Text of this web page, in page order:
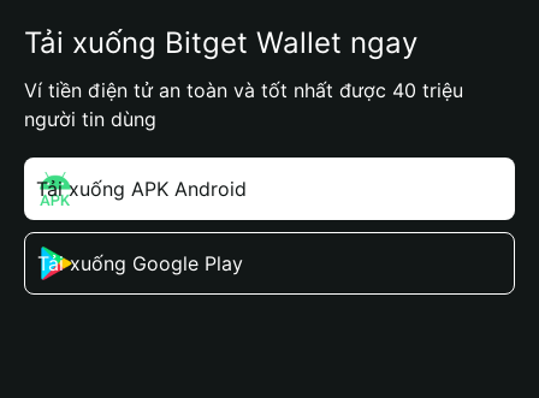
Tải xuống Bitget Wallet ngay
Ví tiền điện tử an toàn và tốt nhất được 40 triệu
người tin dùng
Tải xuống APK Android
Tải xuống Google Play